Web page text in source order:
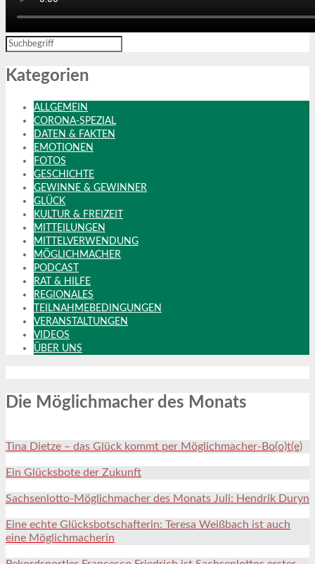
Kategorien
ALLGEMEIN
CORONA-SPEZIAL
DATEN & FAKTEN
EMOTIONEN
FOTOS
GESCHICHTE
GEWINNE & GEWINNER
GLÜCK
KULTUR & FREIZEIT
MITTEILUNGEN
MITTELVERWENDUNG
MÖGLICHMACHER
PODCAST
RAT & HILFE
REGIONALES
TEILNAHMEBEDINGUNGEN
VERANSTALTUNGEN
VIDEOS
ÜBER UNS
Die Möglichmacher des Monats
Tina Dietze – das Glück kommt per Möglichmacher-Bo(o)t(e)
Ein Glücksbote der Zukunft
Sachsenlotto-Möglichmacher des Monats Juli: Hendrik Duryn
Eine echte Glücksbotschafterin: Teresa Weißbach ist auch
eine Möglichmacherin